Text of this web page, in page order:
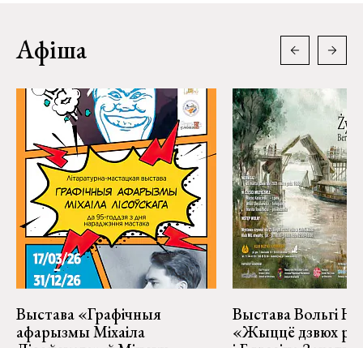
Афіша
Выстава «Графічныя
афарызмы Міхаіла
Выстава Вольгі
«Жыццё дзвюх